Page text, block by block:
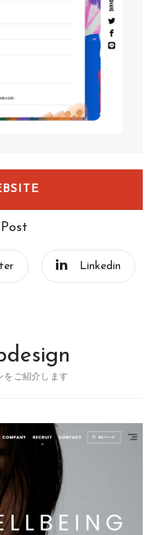
Linkedin
をご紹介します